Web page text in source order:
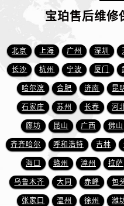
宝珀售后维修
北京 上海 广州 深圳
长沙 杭州 宁波 厦门
哈尔滨 合肥 济南 昆
石家庄 苏州 长春 河
廊坊 昆山 广西 佛山
齐齐哈尔 呼和浩特 吉林
海口 赣州 漳州 拉萨
乌鲁木齐 大同 赤峰 包
张家口 温州 徐州 潍